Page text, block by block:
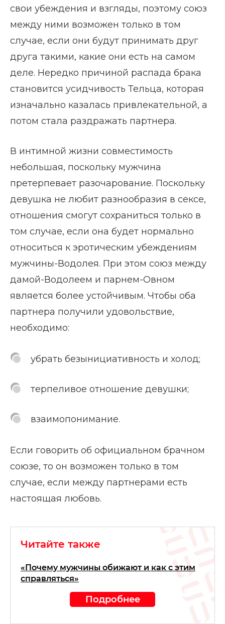
свои убеждения и взгляды, поэтому союз
между ними возможен только в том
случае, если они будут принимать друг
друга такими, какие они есть на самом
деле. Нередко причиной распада брака
становится усидчивость Тельца, которая
изначально казалась привлекательной, а
потом стала раздражать партнера.
В интимной жизни совместимость
небольшая, поскольку мужчина
претерпевает разочарование. Поскольку
девушка не любит разнообразия в сексе,
отношения смогут сохраниться только в
том случае, если она будет нормально
относиться к эротическим убеждениям
мужчины-Водолея. При этом союз между
дамой-Водолеем и парнем-Овном
является более устойчивым. Чтобы оба
партнера получили удовольствие,
необходимо:
убрать безынициативность и холод;
терпеливое отношение девушки;
взаимопонимание.
Если говорить об официальном брачном
союзе, то он возможен только в том
случае, если между партнерами есть
настоящая любовь.
Читайте также
«Почему мужчины обижают и как с этим
справляться»
Подробнее